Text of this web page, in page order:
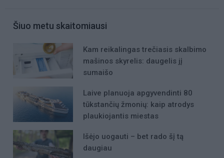
Šiuo metu skaitomiausi
Kam reikalingas trečiasis skalbimo
mašinos skyrelis: daugelis jį
sumaišo
Laive planuoja apgyvendinti 80
tūkstančių žmonių: kaip atrodys
plaukiojantis miestas
Išėjo uogauti – bet rado šį tą
daugiau